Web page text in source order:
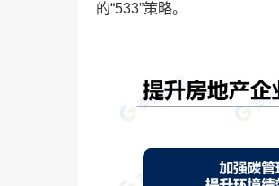
的“533”策略。